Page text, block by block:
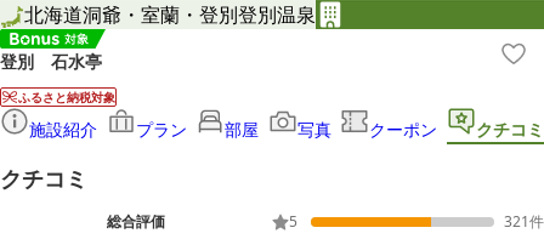
北海道洞爺・室蘭・登別登別温泉
登別 石水亭
ふるさと納税対象
施設紹介 プラン 部屋 写真 クーポン クチコミ
クチコミ
総合評価 5 321件